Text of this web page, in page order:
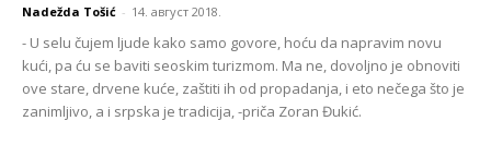
Nadežda Tošić - 14. август 2018.
- U selu čujem ljude kako samo govore, hoću da napravim novu
kući, pa ću se baviti seoskim turizmom. Ma ne, dovoljno je obnoviti
ove stare, drvene kuće, zaštiti ih od propadanja, i eto nečega što je
zanimljivo, a i srpska je tradicija, -priča Zoran Đukić.